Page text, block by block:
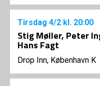
Tirsdag 4/2 kl. 20:00
Stig Møller, Peter
Hans Fagt
Drop Inn, København K